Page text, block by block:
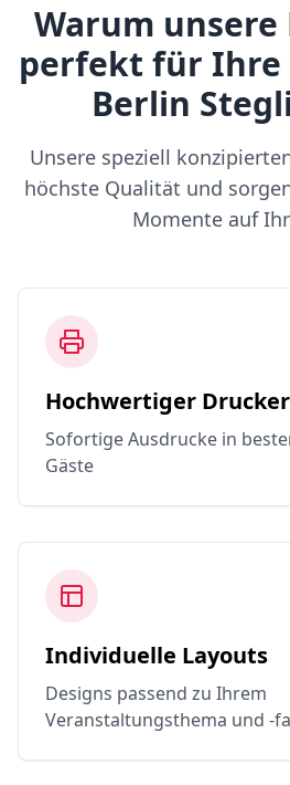
Warum unsere
perfekt für Ihre
Berlin
Unsere speziell
höchste Qualität und
Momente auf
Hochwertiger Drucker
Sofortige Ausdrucke in
Gäste
Individuelle Layouts
Designs passend zu Ihrem
Veranstaltungsthema und -